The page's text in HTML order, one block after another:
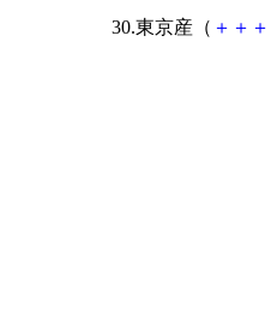
30.東京産（ ＋ ＋ ＋